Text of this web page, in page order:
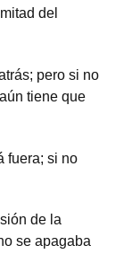
del
pero si no
tiene que
fuera; si no
de la
se apagaba